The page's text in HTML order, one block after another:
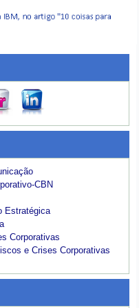
CBN
Estratégica
Corporativas
e Crises Corporativas